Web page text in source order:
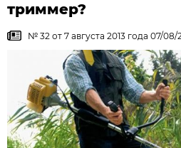
триммер?
№ 32 от 7 августа 2013 года 07/08/